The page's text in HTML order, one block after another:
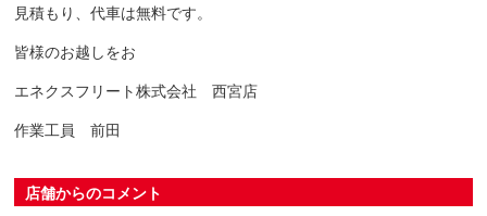
見積もり、代車は無料です。
皆様のお越しをお
エネクスフリート株式会社 西宮店
作業工員 前田
店舗からのコメント